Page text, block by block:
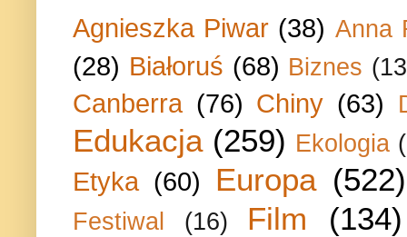
Agnieszka Piwar (38) Anna
(28) Białoruś (68) Biznes
Canberra (76) Chiny (63)
Edukacja (259) Ekologia
Etyka (60) Europa (522)
Festiwal (16) Film
(134)